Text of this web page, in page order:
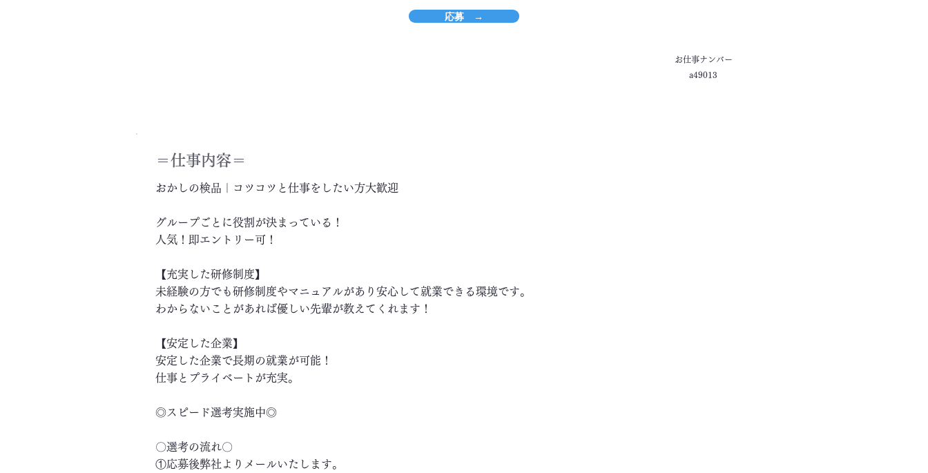
応募 →
お仕事ナンバー
a49013
＝​仕事内容＝
おかしの検品｜コツコツと仕事をしたい方大歓迎
グループごとに役割が決まっている！
人気！即エントリー可！
【充実した研修制度】
未経験の方でも研修制度やマニュアルがあり安心して就業できる環境です。
わからないことがあれば優しい先輩が教えてくれます！
【安定した企業】
安定した企業で長期の就業が可能！
仕事とプライベートが充実。
◎スピード選考実施中◎
〇選考の流れ〇
①応募後弊社よりメールいたします。